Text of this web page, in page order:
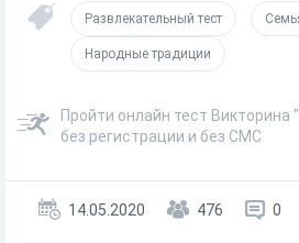
Развлекательный тест
Народные традиции
Пройти онлайн тест Викторина
без регистрации и без СМС
14.05.2020 476 0